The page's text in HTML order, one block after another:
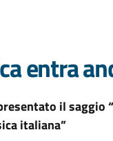
entra
il saggio
italiana”